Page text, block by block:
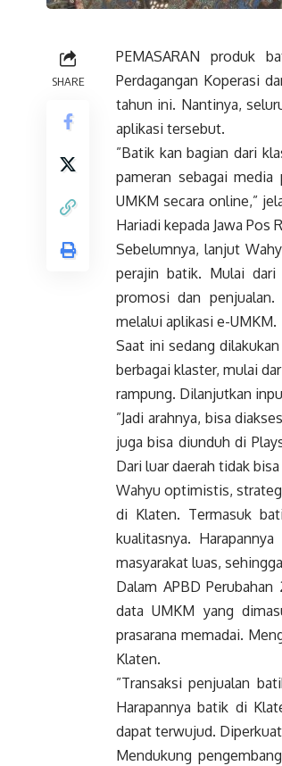
SHARE
PEMASARAN produk
Perdagangan Koperasi
tahun ini. Nantinya,
aplikasi tersebut.
”Batik kan bagian dari
pameran sebagai
UMKM secara online,”
Hariadi kepada Jawa Pos
Sebelumnya, lanjut
perajin batik. Mulai
promosi dan penjualan.
melalui aplikasi e-UMKM.
Saat ini sedang
berbagai klaster, mulai
rampung. Dilanjutkan
”Jadi arahnya, bisa
juga bisa diunduh di
Dari luar daerah tidak
Wahyu optimistis,
di Klaten. Termasuk
kualitasnya.
masyarakat luas,
Dalam APBD
data UMKM yang
prasarana memadai.
Klaten.
”Transaksi penjualan
Harapannya batik di
dapat terwujud.
Mendukung